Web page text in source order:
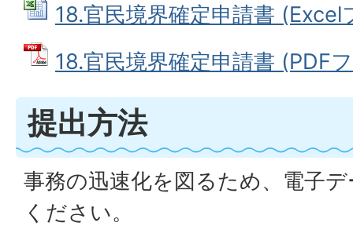
18.官民境界確定申請書
18.官民境界確定申請書 (PDF
提出方法
事務の迅速化を図るため、電子
ください。